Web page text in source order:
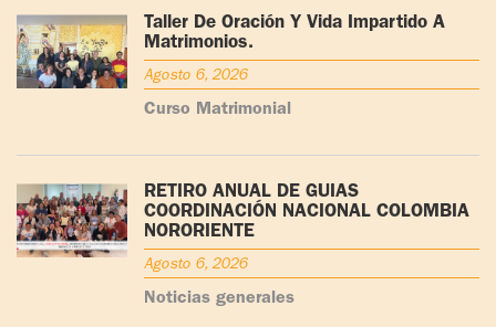
Taller De Oración Y Vida Impartido A
Matrimonios.
Agosto 6, 2026
Curso Matrimonial
RETIRO ANUAL DE GUÍAS
COORDINACIÓN NACIONAL COLOMBIA
NORORIENTE
Agosto 6, 2026
Noticias generales